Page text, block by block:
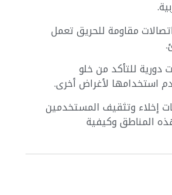
مقاومة للحريق تعمل
دورية للتأكد من خلو
استخدامها لأغراض أخرى.
إخلاء وتثقيف المستخدمين
المناطق وكيفية